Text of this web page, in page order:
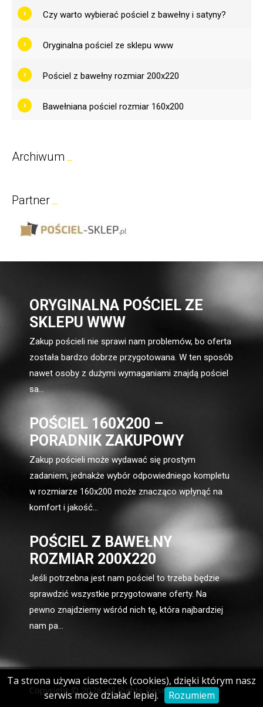
Ta strona używa ciasteczek (cookies), dzięki którym nasz
serwis może działać lepiej.
Rozumiem
Czy warto wybierać pościel z bawełny i satyny?
Oryginalna pościel ze sklepu www
Pościel z bawełny rozmiar 200x220
Bawełniana pościel rozmiar 160x200
Archiwum
Partner
ORYGINALNA POŚCIEL ZE
SKLEPU WWW
Zakup pościeli nie sprawi nam problemów, bo oferta
została bardzo dobrze przygotowana. W ten sposób
nawet osoby z dużymi wymaganiami znajdą pościel
sa...
POŚCIEL 160X200 –
PORADNIK ZAKUPOWY
Zakup pościeli może wydawać się prostym
zadaniem, jednakże wybór odpowiedniego kompletu
w rozmiarze 160x200 może znacząco wpłynąć na
komfort i jakość...
POŚCIEL Z BAWEŁNY
ROZMIAR 200X220
Jeśli potrzebna jest nam pościel to trzeba będzie
sprawdzić wszystkie przygotowane oferty. Na
pewno znajdziemy wśród nich tę, która najbardziej
nam pa...
Copyright © 2026. All Rights Reserved.